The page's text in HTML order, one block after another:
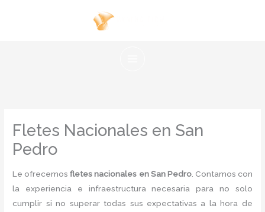
Fletes Nacionales en San
Pedro
Le ofrecemos fletes nacionales en San Pedro. Contamos con
la experiencia e infraestructura necesaria para no solo
cumplir si no superar todas sus expectativas a la hora de